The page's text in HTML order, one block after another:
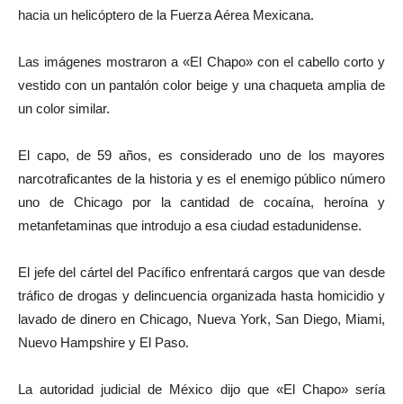
hacia un helicóptero de la Fuerza Aérea Mexicana.
Las imágenes mostraron a «El Chapo» con el cabello corto y
vestido con un pantalón color beige y una chaqueta amplia de
un color similar.
El capo, de 59 años, es considerado uno de los mayores
narcotraficantes de la historia y es el enemigo público número
uno de Chicago por la cantidad de cocaína, heroína y
metanfetaminas que introdujo a esa ciudad estadunidense.
El jefe del cártel del Pacífico enfrentará cargos que van desde
tráfico de drogas y delincuencia organizada hasta homicidio y
lavado de dinero en Chicago, Nueva York, San Diego, Miami,
Nuevo Hampshire y El Paso.
La autoridad judicial de México dijo que «El Chapo» sería